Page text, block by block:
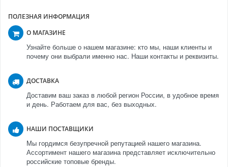
ПОЛЕЗНАЯ ИНФОРМАЦИЯ
О МАГАЗИНЕ
Узнайте больше о нашем магазине: кто мы, наши клиенты и
почему они выбрали именно нас. Наши контакты и реквизиты.
ДОСТАВКА
Доставим ваш заказ в любой регион России, в удобное время
и день. Работаем для вас, без выходных.
НАШИ ПОСТАВЩИКИ
Мы гордимся безупречной репутацией нашего магазина.
Ассортимент нашего магазина представляет исключительно
российские топовые бренды.